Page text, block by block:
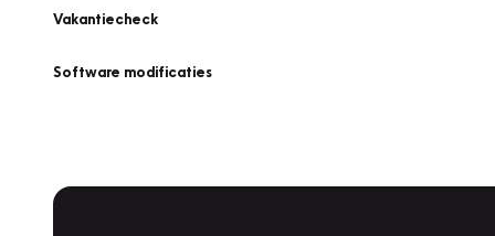
Vakantiecheck
Software modificaties